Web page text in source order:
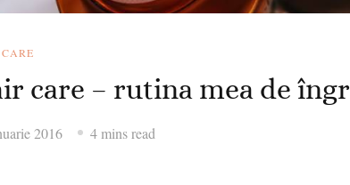
care – rutina mea de
2016 4 mins read